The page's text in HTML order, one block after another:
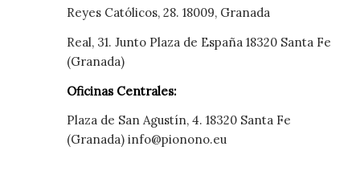
Reyes Católicos, 28. 18009, Granada
Real, 31. Junto Plaza de España 18320 Santa Fe
(Granada)
Oficinas Centrales:
Plaza de San Agustín, 4. 18320 Santa Fe
(Granada)info@pionono.eu